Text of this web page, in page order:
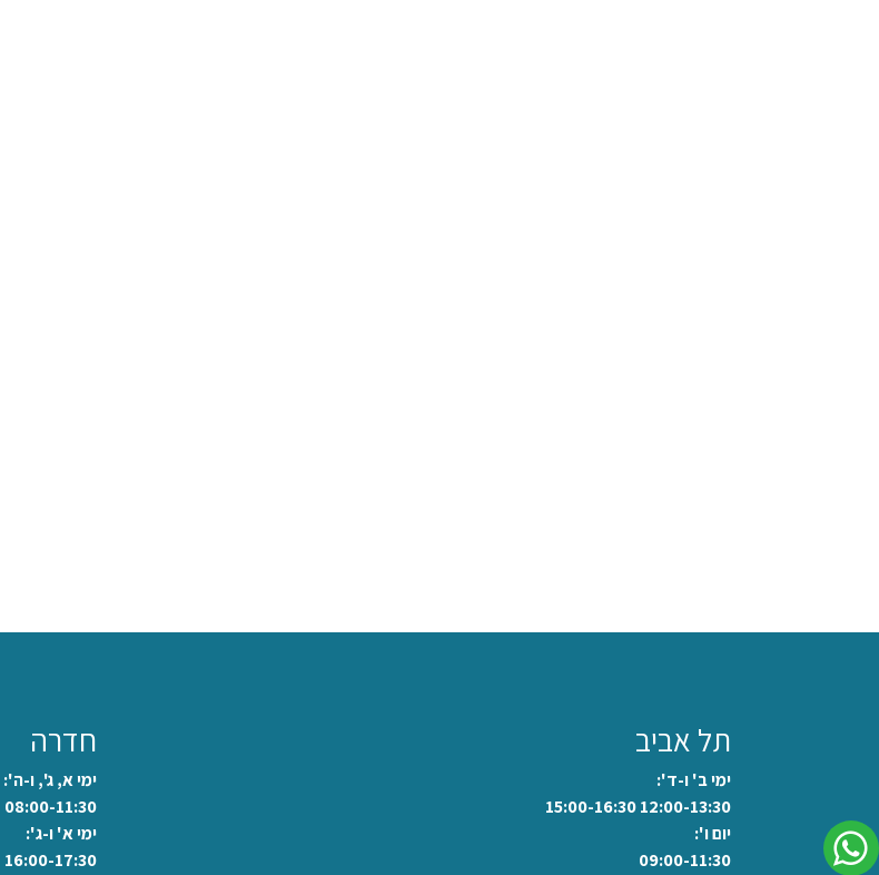
תל אביב
ימי ב' ו-ד':
12:00-13:30 15:00-16:30
יום ו':
09:00-11:30
חדרה
ימי א, ג', ו-ה':
08:00-11:30
ימי א' ו-ג':
16:00-17:30